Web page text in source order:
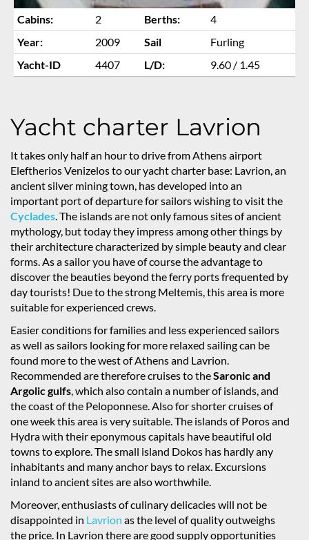
Cabins: 2 Berths:
4
Year:
2009 Sail
Furling
Yacht-ID
4407 L/D: 9.60 / 1.45
Yacht charter Lavrion
It takes only half an hour to drive from Athens airport
Eleftherios Venizelos to our yacht charter base: Lavrion, an
ancient silver mining town, has developed into an
important port of departure for sailors wishing to visit the
Cyclades. The islands are not only famous sites of ancient
mythology, but today they impress among other things by
their architecture characterized by simple beauty and clear
forms. As a sailor you have of course the advantage to
discover the beauties beyond the ferry ports frequented by
day tourists! Due to the strong Meltemis, this area is more
suitable for experienced crews.
Easier conditions for families and less experienced sailors
as well as sailors looking for more relaxed sailing can be
found more to the west of Athens and Lavrion.
Recommended are therefore cruises to theSaronic and
Argolic gulfs, which also contain a number of islands, and
the coast of the Peloponnese. Also for shorter cruises of
one week this area is very suitable. The islands of Poros and
Hydra with their eponymous capitals have beautiful old
towns to explore. The small island Dokos has hardly any
inhabitants and many anchor bays to relax. Excursions
inland to ancient sites are also worthwhile.
Moreover, enthusiasts of culinary delicacies will not be
disappointed in Lavrion as the level of quality outweighs
the price. In Lavrion there are good supply opportunities